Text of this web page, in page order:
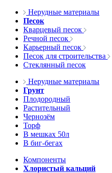
Нерудные материалы
Песок
Кварцевый песок
Речной песок
Карьерный песок
Песок для строительства
Стеклянный песок
Нерудные материалы
Грунт
Плодородный
Растительный
Чернозём
Торф
В мешках 50л
В биг-бегах
Компоненты
Хлористый кальций